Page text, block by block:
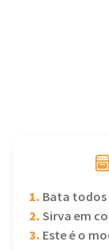
1. Bata todos
2.Sirva em
3. Este é o